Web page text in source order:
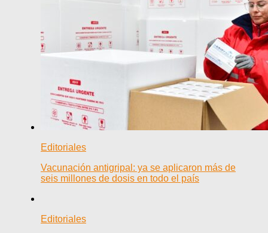
Editoriales
Vacunación antigripal: ya se aplicaron más de
seis millones de dosis en todo el país
Editoriales